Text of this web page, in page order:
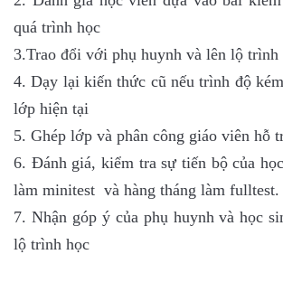
quá trình học
3.Trao đổi với phụ huynh và lên lộ trình
4. Dạy lại kiến thức cũ nếu trình độ
lớp hiện tại
5. Ghép lớp và phân công giáo viên hỗ
6. Đánh giá, kiểm tra sự tiến bộ của
làm minitest và hàng tháng làm fulltest.
7. Nhận góp ý của phụ huynh và học
lộ trình học